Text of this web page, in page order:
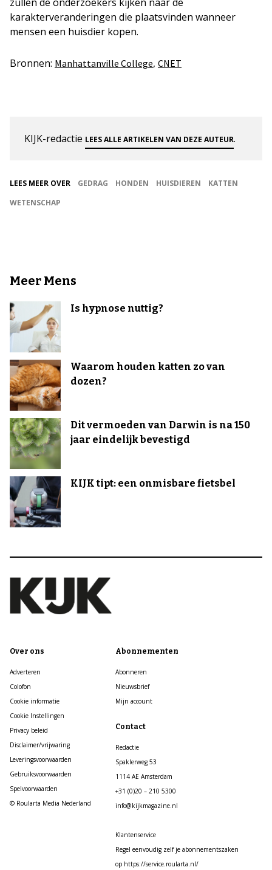
karakterveranderingen die plaatsvinden wanneer
mensen een huisdier kopen.
Bronnen: Manhattanville College, CNET
KIJK-redactie LEES ALLE ARTIKELEN VAN DEZE AUTEUR.
LEES MEER OVER GEDRAG HONDEN HUISDIEREN
KATTEN
WETENSCHAP
Meer Mens
Is hypnose nuttig?
Waarom houden katten zo van
dozen?
Dit vermoeden van Darwin is na 150
jaar eindelijk bevestigd
KIJK tipt: een onmisbare fietsbel
Over ons
Adverteren
Colofon
Cookie informatie
Cookie Instellingen
Privacy beleid
Disclaimer/vrijwaring
Leveringsvoorwaarden
Gebruiksvoorwaarden
Spelvoorwaarden
© Roularta Media Nederland
Abonnementen
Abonneren
Nieuwsbrief
Mijn account
Contact
Redactie
Spaklerweg 53
1114 AE Amsterdam
+31 (0)20 – 210 5300
info@kijkmagazine.nl
Klantenservice
Regel eenvoudig zelf je abonnementszaken
op https://service.roularta.nl/